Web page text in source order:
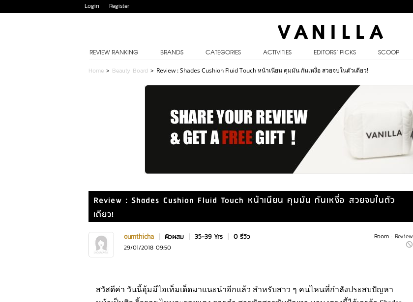
Login Register
REVIEW RANKING BRANDS CATEGORIES ACTIVITIES EDITORS’ PICKS SCOOP
Home > Beauty Board > Review : Shades Cushion Fluid Touch หน้าเนียน คุมมัน กันเหงื่อ สวยจบในตัวเดียว!
Review : Shades Cushion Fluid Touch หน้าเนียน คุมมัน กันเหงื่อ สวยจบในตัว
เดียว!
Room : Review
oumthicha | ผิวผสม | 35-39 Yrs | 0 รีวิว
29/01/2018 09:50
สวัสดีค่า วันนี้อุ้มมีไอเท็มเด็ดมาแนะนำอีกแล้ว สำหรับสาว ๆ คนไหนที่กำลังประสบปัญหา